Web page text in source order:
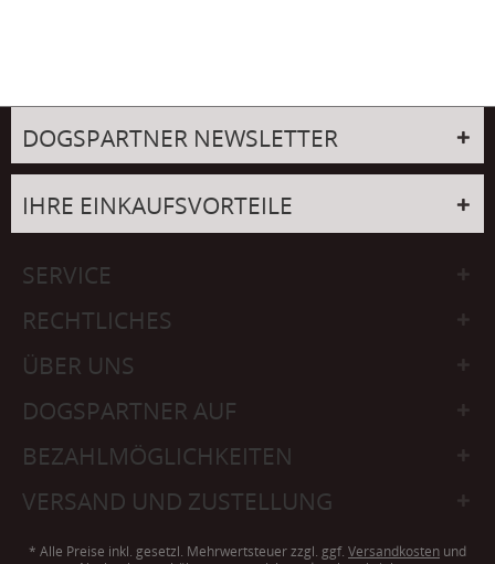
DOGSPARTNER NEWSLETTER
IHRE EINKAUFSVORTEILE
SERVICE
RECHTLICHES
ÜBER UNS
DOGSPARTNER AUF
BEZAHLMÖGLICHKEITEN
VERSAND UND ZUSTELLUNG
* Alle Preise inkl. gesetzl. Mehrwertsteuer zzgl. ggf. Versandkosten und